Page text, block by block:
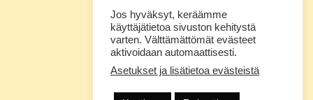
Toimitus
Energiavirasto
@energiavirasto
Jos hyväksyt, keräämme
käyttäjätietoa sivuston kehitystä
varten. Välttämättömät evästeet
aktivoidaan automaattisesti.
Asetukset ja lisätietoa evästeistä